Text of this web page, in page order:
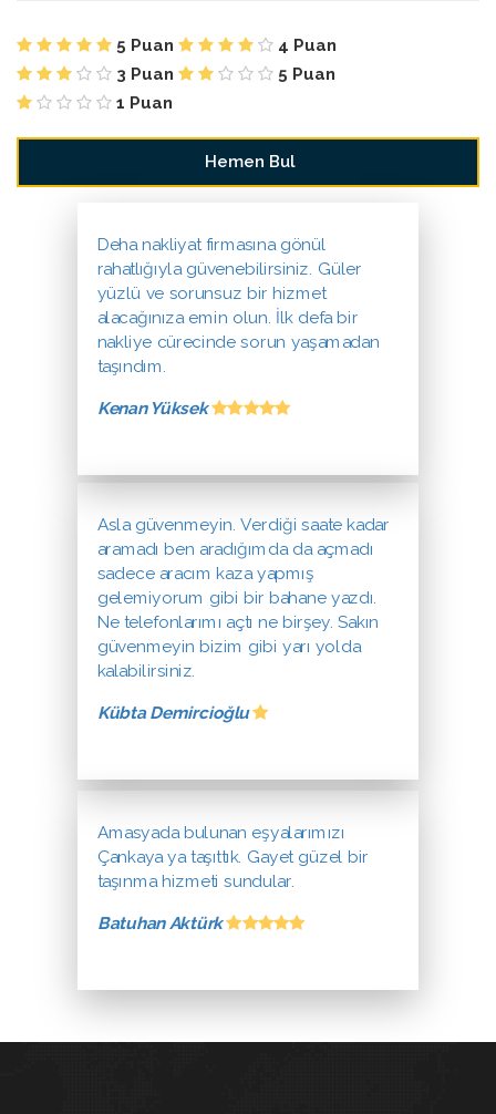
5 Puan
4 Puan
3 Puan
5 Puan
1 Puan
Deha nakliyat firmasına gönül
rahatlığıyla güvenebilirsiniz. Güler
yüzlü ve sorunsuz bir hizmet
alacağınıza emin olun. İlk defa bir
nakliye cürecinde sorun yaşamadan
taşındım.
Kenan Yüksek
Asla güvenmeyin. Verdiği saate kadar
aramadı ben aradığımda da açmadı
sadece aracım kaza yapmış
gelemiyorum gibi bir bahane yazdı.
Ne telefonlarımı açtı ne birşey. Sakın
güvenmeyin bizim gibi yarı yolda
kalabilirsiniz.
Kübta Demircioğlu
Amasyada bulunan eşyalarımızı
Çankaya ya taşıttık. Gayet güzel bir
taşınma hizmeti sundular.
Batuhan Aktürk